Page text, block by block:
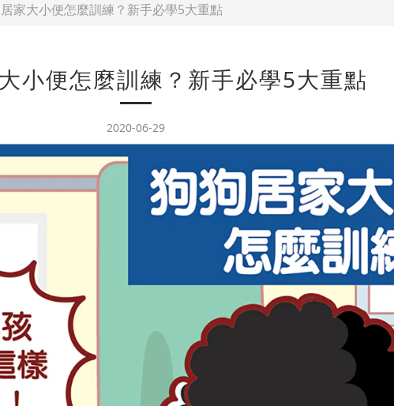
家大小便怎麼訓練？新手必學5大重點
小便怎麼訓練？新手必學5大重點
2020-06-29